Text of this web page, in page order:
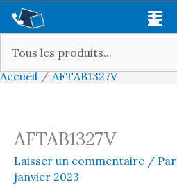
Aller
contenu
Main
Accueil
AFTAB1327V
AFTAB1327V
Laisser un commentaire / Par
janvier 2023